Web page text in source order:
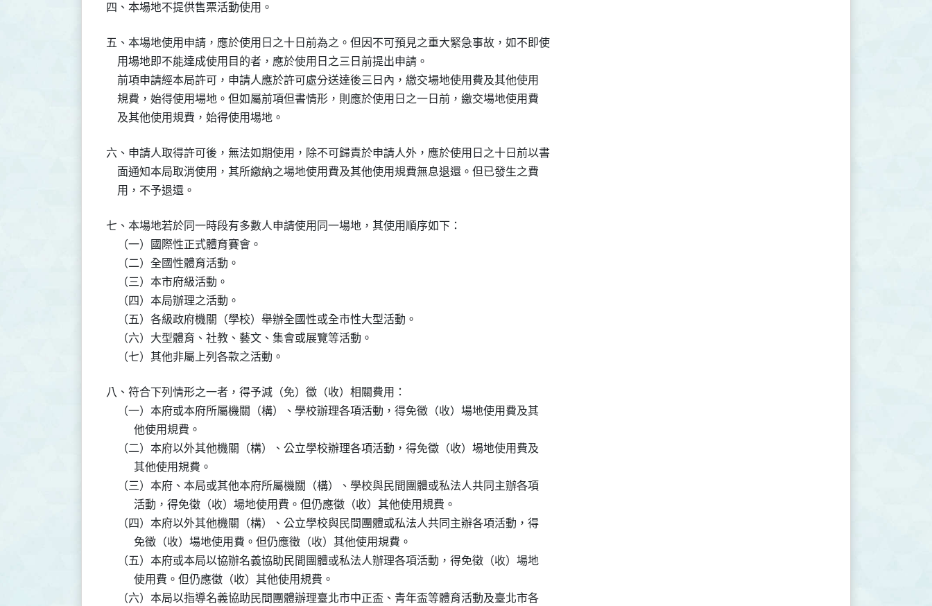
四、本場地不提供售票活動使用。
五、本場地使用申請，應於使用日之十日前為之。但因不可預見之重大緊急事故，如不即使
    用場地即不能達成使用目的者，應於使用日之三日前提出申請。
    前項申請經本局許可，申請人應於許可處分送達後三日內，繳交場地使用費及其他使用
    規費，始得使用場地。但如屬前項但書情形，則應於使用日之一日前，繳交場地使用費
    及其他使用規費，始得使用場地。
六、申請人取得許可後，無法如期使用，除不可歸責於申請人外，應於使用日之十日前以書
    面通知本局取消使用，其所繳納之場地使用費及其他使用規費無息退還。但已發生之費
    用，不予退還。
七、本場地若於同一時段有多數人申請使用同一場地，其使用順序如下：
    （一）國際性正式體育賽會。
    （二）全國性體育活動。
    （三）本市府級活動。
    （四）本局辦理之活動。
    （五）各級政府機關（學校）舉辦全國性或全市性大型活動。
    （六）大型體育、社教、藝文、集會或展覽等活動。
    （七）其他非屬上列各款之活動。
八、符合下列情形之一者，得予減（免）徵（收）相關費用：
    （一）本府或本府所屬機關（構）、學校辦理各項活動，得免徵（收）場地使用費及其
          他使用規費。
    （二）本府以外其他機關（構）、公立學校辦理各項活動，得免徵（收）場地使用費及
          其他使用規費。
    （三）本府、本局或其他本府所屬機關（構）、學校與民間團體或私法人共同主辦各項
          活動，得免徵（收）場地使用費。但仍應徵（收）其他使用規費。
    （四）本府以外其他機關（構）、公立學校與民間團體或私法人共同主辦各項活動，得
          免徵（收）場地使用費。但仍應徵（收）其他使用規費。
    （五）本府或本局以協辦名義協助民間團體或私法人辦理各項活動，得免徵（收）場地
          使用費。但仍應徵（收）其他使用規費。
    （六）本局以指導名義協助民間團體辦理臺北市中正盃、青年盃等體育活動及臺北市各